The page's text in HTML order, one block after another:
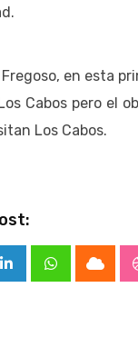
en esta
Cabos pero el
Los Cabos.
LinkedInWhatsappCloud